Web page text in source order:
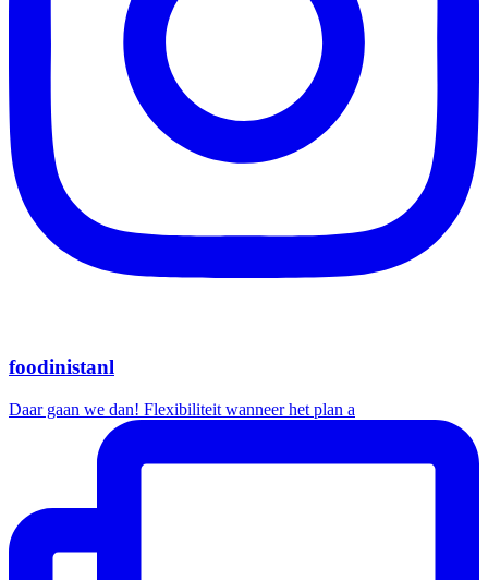
foodinistanl
Daar gaan we dan! Flexibiliteit wanneer het plan a